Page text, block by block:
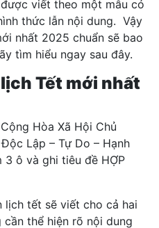
viết theo một mẫu có
thức lẫn nội dung. Vậy
nhất 2025 chuẩn sẽ bao
tìm hiểu ngay sau đây.
Tết mới nhất
Hòa Xã Hội Chủ
Lập – Tự Do – Hạnh
3 ô và ghi tiêu đề HỢP
lịch tết sẽ viết cho cả hai
thể hiện rõ nội dung